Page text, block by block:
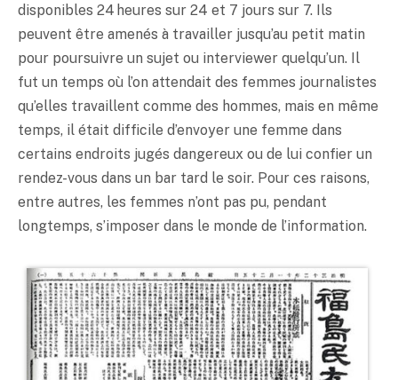
disponibles 24 heures sur 24 et 7 jours sur 7. Ils
peuvent être amenés à travailler jusqu’au petit matin
pour poursuivre un sujet ou interviewer quelqu’un. Il
fut un temps où l’on attendait des femmes journalistes
qu’elles travaillent comme des hommes, mais en même
temps, il était difficile d’envoyer une femme dans
certains endroits jugés dangereux ou de lui confier un
rendez-vous dans un bar tard le soir. Pour ces raisons,
entre autres, les femmes n’ont pas pu, pendant
longtemps, s’imposer dans le monde de l’information.